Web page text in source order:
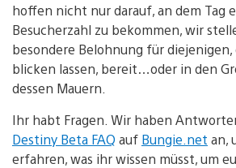
hoffen nicht nur darauf, an dem Tag
Besucherzahl zu bekommen, wir
besondere Belohnung für diejenigen,
blicken lassen, bereit…oder in den
dessen Mauern.
Ihr habt Fragen. Wir haben
Destiny Beta FAQ auf Bungie.net an,
erfahren, was ihr wissen müsst, um